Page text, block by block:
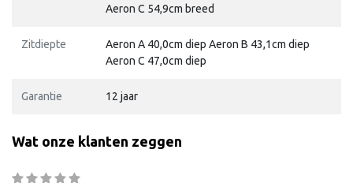
Aeron C 54,9cm breed
Zitdiepte
Aeron A 40,0cm diep Aeron B 43,1cm diep
Aeron C 47,0cm diep
Garantie 12 jaar
Wat onze klanten zeggen